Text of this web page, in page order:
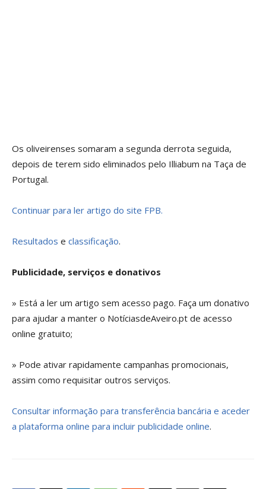
Os oliveirenses somaram a segunda derrota seguida,
depois de terem sido eliminados pelo Illiabum na Taça de
Portugal.
Continuar para ler artigo do site FPB.
Resultados e classificação.
Publicidade, serviços e donativos
» Está a ler um artigo sem acesso pago. Faça um donativo
para ajudar a manter o NotíciasdeAveiro.pt de acesso
online gratuito;
» Pode ativar rapidamente campanhas promocionais,
assim como requisitar outros serviços.
Consultar informação para transferência bancária e aceder
a plataforma online para incluir publicidade online.